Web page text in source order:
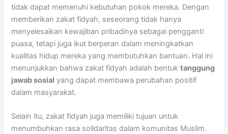
tidak dapat memenuhi kebutuhan pokok mereka. Dengan
memberikan zakat fidyah, seseorang tidak hanya
menyelesaikan kewajiban pribadinya sebagai pengganti
puasa, tetapi juga ikut berperan dalam meningkatkan
kualitas hidup mereka yang membutuhkan bantuan. Hal ini
menunjukkan bahwa zakat fidyah adalah bentuktanggung
jawab sosial yang dapat membawa perubahan positif
dalam masyarakat.
Selain itu, zakat fidyah juga memiliki tujuan untuk
menumbuhkan rasa solidaritas dalam komunitas Muslim.